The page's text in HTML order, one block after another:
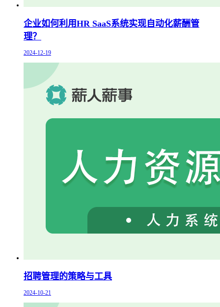
企业如何利用HR SaaS系统实现自动化薪酬管
理？
2024-12-19
招聘管理的策略与工具
2024-10-21